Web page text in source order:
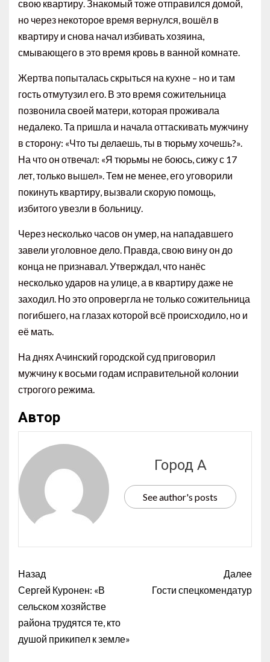
свою квартиру. Знакомый тоже отправился домой,
но через некоторое время вернулся, вошёл в
квартиру и снова начал избивать хозяина,
смывающего в это время кровь в ванной комнате.
Жертва попыталась скрыться на кухне – но и там
гость отмутузил его. В это время сожительница
позвонила своей матери, которая проживала
недалеко. Та пришла и начала оттаскивать мужчину
в сторону: «Что ты делаешь, ты в тюрьму хочешь?».
На что он отвечал: «Я тюрьмы не боюсь, сижу с 17
лет, только вышел». Тем не менее, его уговорили
покинуть квартиру, вызвали скорую помощь,
избитого увезли в больницу.
Через несколько часов он умер, на нападавшего
завели уголовное дело. Правда, свою вину он до
конца не признавал. Утверждал, что нанёс
несколько ударов на улице, а в квартиру даже не
заходил. Но это опровергла не только сожительница
погибшего, на глазах которой всё происходило, но и
её мать.
На днях Ачинский городской суд приговорил
мужчину к восьми годам исправительной колонии
строгого режима.
Автор
Город А
See author's posts
Назад
Сергей Куронен: «В
сельском хозяйстве
района трудятся те, кто
душой прикипел к земле»
Далее
Гости спецкомендатур